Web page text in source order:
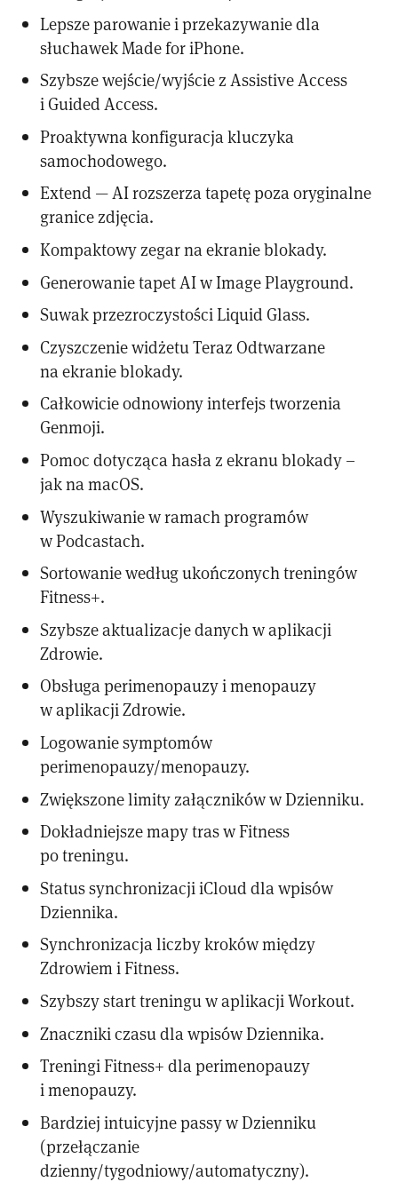
Lepsze parowanie i przekazywanie dla
słuchawek Made for iPhone.
Szybsze wejście/wyjście z Assistive Access
i Guided Access.
Proaktywna konfiguracja kluczyka
samochodowego.
Extend — AI rozszerza tapetę poza oryginalne
granice zdjęcia.
Kompaktowy zegar na ekranie blokady.
Generowanie tapet AI w Image Playground.
Suwak przezroczystości Liquid Glass.
Czyszczenie widżetu Teraz Odtwarzane
na ekranie blokady.
Całkowicie odnowiony interfejs tworzenia
Genmoji.
Pomoc dotycząca hasła z ekranu blokady –
jak na macOS.
Wyszukiwanie w ramach programów
w Podcastach.
Sortowanie według ukończonych treningów
Fitness+.
Szybsze aktualizacje danych w aplikacji
Zdrowie.
Obsługa perimenopauzy i menopauzy
w aplikacji Zdrowie.
Logowanie symptomów
perimenopauzy/menopauzy.
Zwiększone limity załączników w Dzienniku.
Dokładniejsze mapy tras w Fitness
po treningu.
Status synchronizacji iCloud dla wpisów
Dziennika.
Synchronizacja liczby kroków między
Zdrowiem i Fitness.
Szybszy start treningu w aplikacji Workout.
Znaczniki czasu dla wpisów Dziennika.
Treningi Fitness+ dla perimenopauzy
i menopauzy.
Bardziej intuicyjne passy w Dzienniku
(przełączanie
dzienny/tygodniowy/automatyczny).